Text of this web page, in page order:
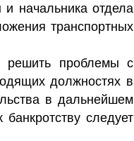
начальника отдела
транспортных
решить проблемы с
должностях в
в дальнейшем
следует